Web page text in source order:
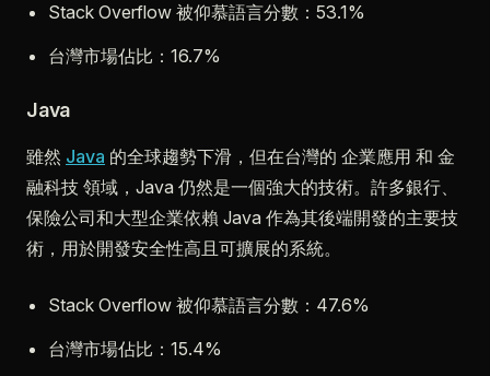
Stack Overflow 被仰慕語言分數：53.1%
台灣市場佔比：16.7%
Java
雖然 Java 的全球趨勢下滑，但在台灣的 企業應用 和 金
融科技 領域，Java 仍然是一個強大的技術。許多銀行、
保險公司和大型企業依賴 Java 作為其後端開發的主要技
術，用於開發安全性高且可擴展的系統。
Stack Overflow 被仰慕語言分數：47.6%
台灣市場佔比：15.4%